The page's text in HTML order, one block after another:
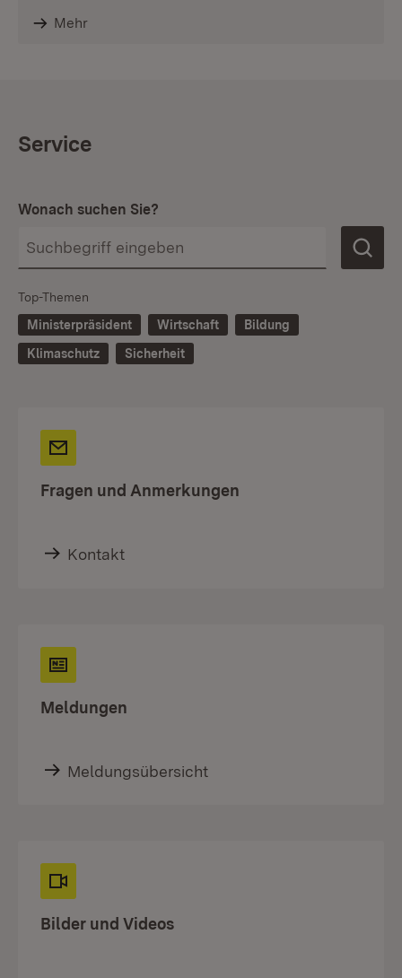
Mehr
Service
Wonach suchen Sie?
Top-Themen
Ministerpräsident
Wirtschaft
Bildung
Klimaschutz
Sicherheit
Fragen und Anmerkungen
Kontakt
Meldungen
Meldungsübersicht
Bilder und Videos